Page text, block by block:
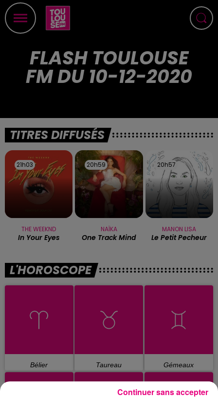
FLASH TOULOUSE
FM DU 10-12-2020
TITRES DIFFUSÉS
21h03
21h03
THE WEEKND
In Your Eyes
20h59
20h59
NAÏKA
One Track Mind
20h57
20h57
MANON LISA
Le Petit Pecheur
L'HOROSCOPE
Bélier Taureau Gémeaux
Continuer sans accepter